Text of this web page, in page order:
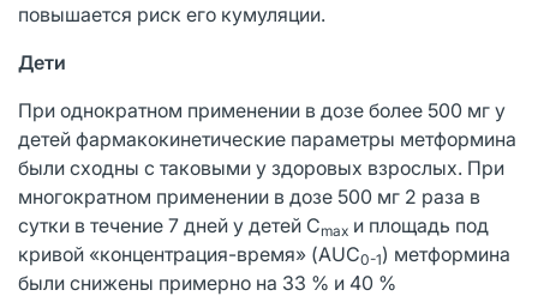
повышается риск его кумуляции.
Дети
При однократном применении в дозе более 500 мг у
детей фармакокинетические параметры метформина
были сходны с таковыми у здоровых взрослых. При
многократном применении в дозе 500 мг 2 раза в
сутки в течение 7 дней у детей Cmax и площадь под
кривой «концентрация-время» (AUC0-1) метформина
были снижены примерно на 33 % и 40 %